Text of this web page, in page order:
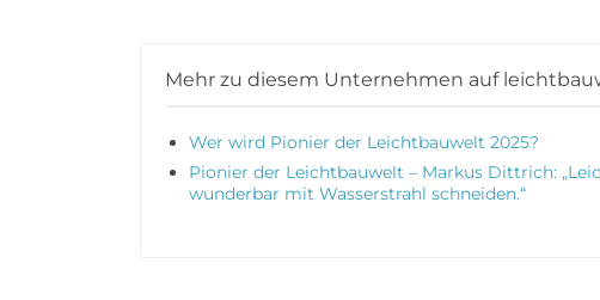
Mehr zu diesem Unternehmen auf
Wer wird Pionier der Leichtbauwelt 2025?
Pionier der Leichtbauwelt – Markus Dittrich:
wunderbar mit Wasserstrahl schneiden.“